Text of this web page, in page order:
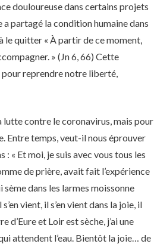
douloureuse dans certains projets
a partagé la condition humaine dans
le quitter « À partir de ce moment,
» (Jn 6, 66) Cette
reprendre notre liberté,
lutte contre le coronavirus, mais pour
Entre temps, veut-il nous éprouver
: « Et moi, je suis avec vous tous les
de prière, avait fait l’expérience
dans les larmes moissonne
vient, il s’en vient dans la joie, il
d’Eure et Loir est sèche, j’ai une
attendent l’eau. Bientôt la joie… de